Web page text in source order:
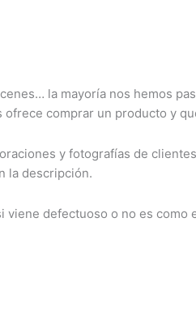
la mayoría nos hemos
comprar un producto y
y fotografías de
la descripción.
defectuoso o no es